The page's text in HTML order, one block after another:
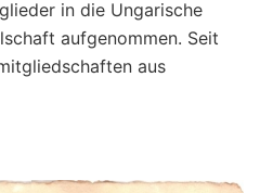
in die Ungarische
aufgenommen. Seit
aus